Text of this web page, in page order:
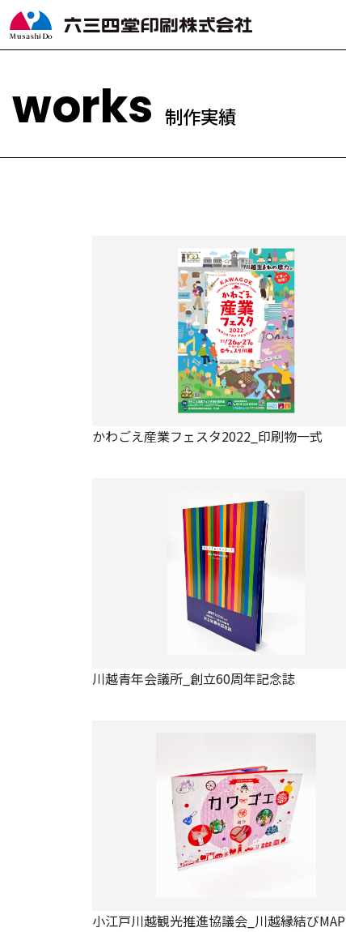
制作実績
かわごえ産業フェスタ2022_印刷物一式
川越青年会議所_創立60周年記念誌
小江戸川越観光推進協議会_川越縁結びMAP